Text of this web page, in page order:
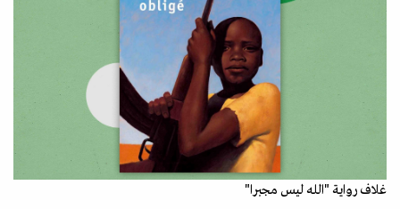
غلاف رواية "الله ليس مجبرا"